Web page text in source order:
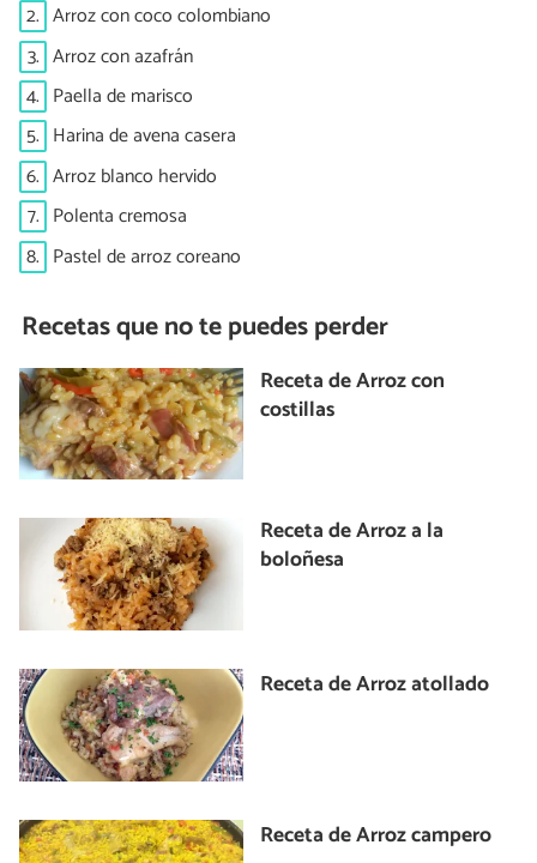
2. Arroz con coco colombiano
3. Arroz con azafrán
4. Paella de marisco
5. Harina de avena casera
6. Arroz blanco hervido
7. Polenta cremosa
8. Pastel de arroz coreano
Recetas que no te puedes perder
Receta de Arroz con
costillas
Receta de Arroz a la
boloñesa
Receta de Arroz atollado
Receta de Arroz campero